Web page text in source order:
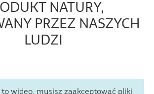
NATURY,
PRZEZ NASZYCH
LUDZI
wideo, musisz zaakceptować pliki